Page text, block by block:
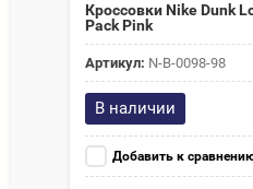
Кроссовки Nike Dunk
Pack Pink
Артикул: N-В-0098-98
В наличии
Добавить к